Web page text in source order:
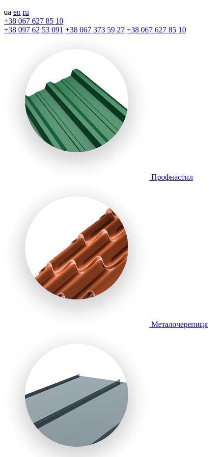
ua en ru
+38 067 627 85 10
+38 097 62 53 091 +38 067 373 59 27 +38 067 627 85 10
Профнастил
Металочерепиця